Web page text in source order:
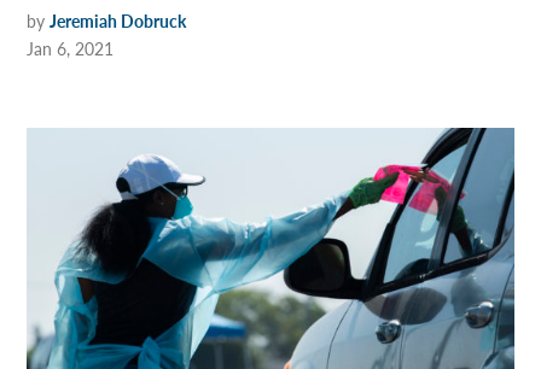
by Jeremiah Dobruck
Jan 6, 2021